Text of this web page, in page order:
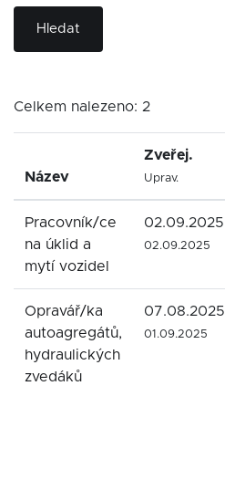
Hledat
Celkem nalezeno: 2
Název
Zveřej.
Uprav.
Pracovník/ce
na úklid a
mytí vozidel
02.09.2025
02.09.2025
Opravář/ka
autoagregátů,
hydraulických
zvedáků
07.08.2025
01.09.2025